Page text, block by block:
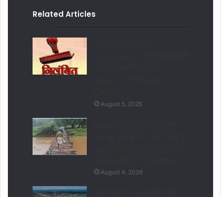
Related Articles
August 5, 2026
August 4, 2026